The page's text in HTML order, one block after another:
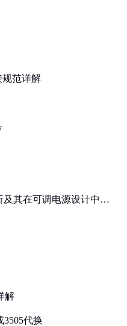
规范详解
及其在可调电源设计中的
解
3505代换